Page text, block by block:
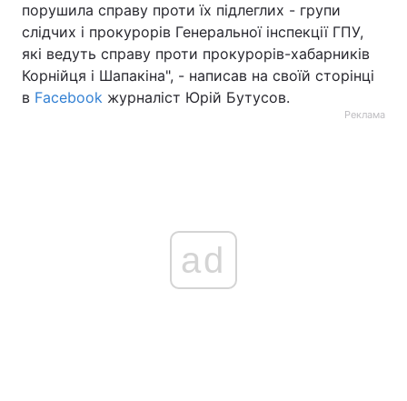
порушила справу проти їх підлеглих - групи
слідчих і прокурорів Генеральної інспекції ГПУ,
які ведуть справу проти прокурорів-хабарників
Корнійця і Шапакіна", - написав на своїй сторінці
в Facebook журналіст Юрій Бутусов.
Реклама
ad